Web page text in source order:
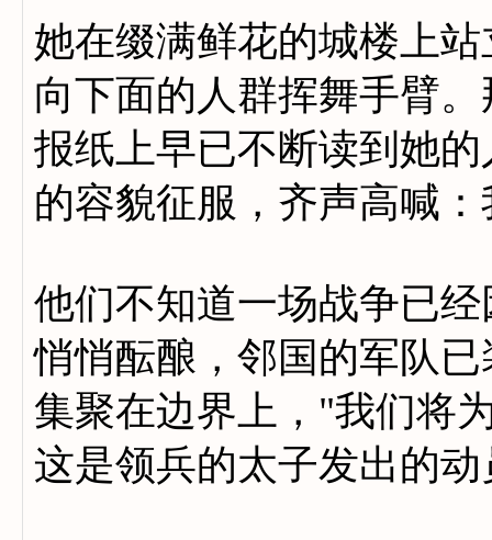
她在缀满鲜花的城楼上
向下面的人群挥舞手臂
报纸上早已不断读到她
的容貌征服，齐声高喊
他们不知道一场战争已
悄悄酝酿，邻国的军队
集聚在边界上，"我们将
这是领兵的太子发出的